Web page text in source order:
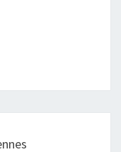
LA SUITE